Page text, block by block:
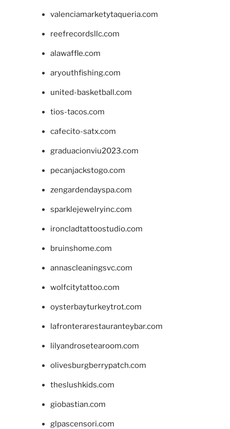
valenciamarketytaqueria.com
reefrecordsllc.com
alawaffle.com
aryouthfishing.com
united-basketball.com
tios-tacos.com
cafecito-satx.com
graduacionviu2023.com
pecanjackstogo.com
zengardendayspa.com
sparklejewelryinc.com
ironcladtattoostudio.com
bruinshome.com
annascleaningsvc.com
wolfcitytattoo.com
oysterbayturkeytrot.com
lafronterarestauranteybar.com
lilyandrosetearoom.com
olivesburgberrypatch.com
theslushkids.com
giobastian.com
glpascensori.com